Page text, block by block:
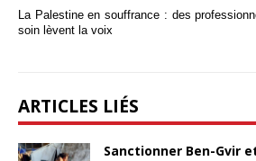
La Palestine en souffrance : des
soin lèvent la voix
ARTICLES LIÉS
Sanctionner Ben-Gvir